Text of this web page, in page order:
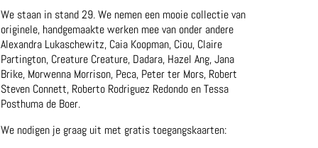
We staan in stand 29. We nemen een mooie collectie van
originele, handgemaakte werken mee van onder andere
Alexandra Lukaschewitz, Caia Koopman, Ciou, Claire
Partington, Creature Creature, Dadara, Hazel Ang, Jana
Brike, Morwenna Morrison, Peca, Peter ter Mors, Robert
Steven Connett, Roberto Rodriguez Redondo en Tessa
Posthuma de Boer.
We nodigen je graag uit met gratis toegangskaarten: